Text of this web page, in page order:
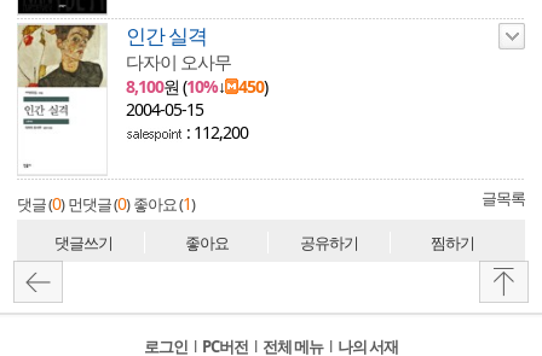
인간 실격
다자이 오사무
8,100원 (10%↓ 450)
2004-05-15
: 112,200
댓글 (0) 먼댓글 (0) 좋아요 (1) 글목록
댓글쓰기 좋아요 공유하기 찜하기
로그인 l PC버전 l 전체 메뉴 l 나의 서재